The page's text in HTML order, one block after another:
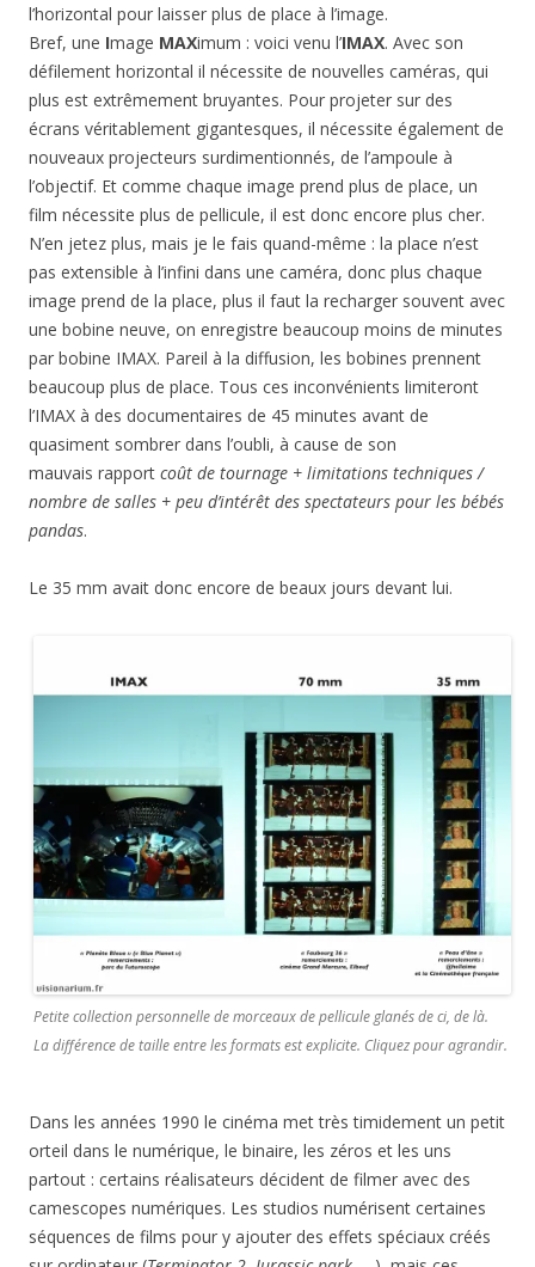
l’horizontal pour laisser plus de place à l’image.
Bref, une Image MAXimum : voici venu l’IMAX. Avec son
défilement horizontal il nécessite de nouvelles caméras, qui
plus est extrêmement bruyantes. Pour projeter sur des
écrans véritablement gigantesques, il nécessite également de
nouveaux projecteurs surdimentionnés, de l’ampoule à
l’objectif. Et comme chaque image prend plus de place, un
film nécessite plus de pellicule, il est donc encore plus cher.
N’en jetez plus, mais je le fais quand-même : la place n’est
pas extensible à l’infini dans une caméra, donc plus chaque
image prend de la place, plus il faut la recharger souvent avec
une bobine neuve, on enregistre beaucoup moins de minutes
par bobine IMAX. Pareil à la diffusion, les bobines prennent
beaucoup plus de place. Tous ces inconvénients limiteront
l’IMAX à des documentaires de 45 minutes avant de
quasiment sombrer dans l’oubli, à cause de son
mauvais rapport coût de tournage + limitations techniques /
nombre de salles + peu d’intérêt des spectateurs pour les bébés
pandas.
Le 35 mm avait donc encore de beaux jours devant lui.
Petite collection personnelle de morceaux de pellicule glanés de ci, de là.
La différence de taille entre les formats est explicite. Cliquez pour agrandir.
Dans les années 1990 le cinéma met très timidement un petit
orteil dans le numérique, le binaire, les zéros et les uns
partout : certains réalisateurs décident de filmer avec des
camescopes numériques. Les studios numérisent certaines
séquences de films pour y ajouter des effets spéciaux créés